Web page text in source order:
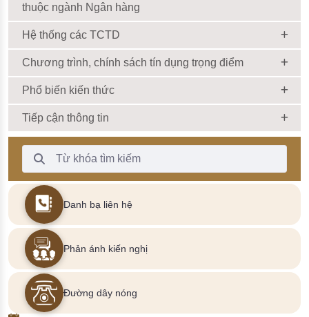
thuộc ngành Ngân hàng
Hệ thống các TCTD
Chương trình, chính sách tín dụng trọng điểm
Phổ biến kiến thức
Tiếp cận thông tin
Thanh Tìm kiếm
Danh bạ liên hệ
Phản ánh kiến nghị
Đường dây nóng